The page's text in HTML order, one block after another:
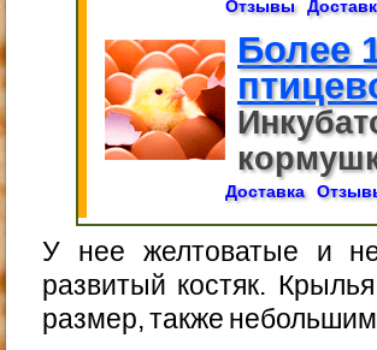
Отзывы
Более
Доставка
У нее желтоватые и
развитый костяк.
размер, также небольшим